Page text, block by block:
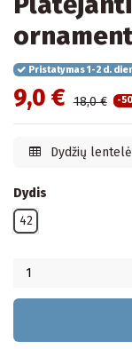
Pristatymas 1-2 d.
9,0 € 18,0 € -
Dydžių lentelė
Dydis
42